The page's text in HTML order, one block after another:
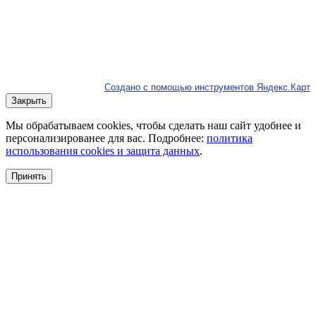
Создано с помощью инструментов Яндекс.Карт
Закрыть
Мы обрабатываем cookies, чтобы сделать наш сайт удобнее и
персонализированее для вас. Подробнее: политика
использования cookies и защита данных.
Принять